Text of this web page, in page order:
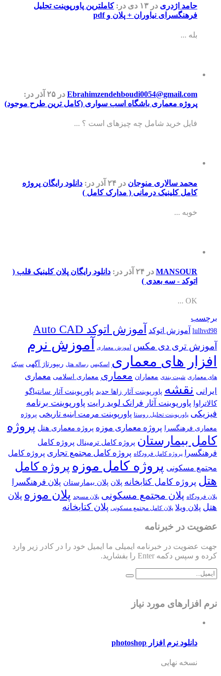
حامد اژدری در ۱۳ دی در:کاملترین پاورپوینت تحلیل
فرهنگسرای نیاوران + پلان و pdf
بله ...
Ebrahimzendehboudi0054@gmail.com در ۲۵ آذر
در:
پروژه معماری باشگاه اسب سواری (کامل ترین طرح موجود)
فایل خرید شامل چه چیزهای است ؟ ...
محمد سالاری منوجان در ۲۴ آذر در: دانلود رایگان پروژه
کامل کلینیک درمانی ( مدارک کامل )
خوبه ...
MANSOUR در ۲۴ آذر در: دانلود رایگان پلان کلینیک قلب (
اتوکد - سه بعدی )
OK ...
برچسب
lulhvd98 آموزش اتوکد آموزش اتوکد Auto CAD
آموزش تری دی مکس آموزش معماری
آموزش نرم
افزار های معماری اسکیس رساله هتل ریپورتاژ آگهی سبک
های معماری شیت بندی معماران معماری معماری اسلامی معماری
ایرانی نقشه پاورپوینت آثار زاها حدید پاورپوینت آثار سانتیاگو
کالاتراوا پاورپوینت آثار فرانک لوید رایت پاورپوینت برنامه
فیزیکی پاورپوینت تحلیل روستا پاورپوینت مرمت ابنیه تاریخی پروژه
معماری فرهنگسرا پروژه معماری موزه پروژه معماری هتل پروژه
کامل بیمارستان پروژه کامل ترمینال پروژه کامل
فرهنگسرا
پروژه کامل فرودگاه پروژه کامل مجتمع تجاری پروژه کامل
مجتمع مسکونی پروژه کامل موزه پروژه کامل
هتل پروژه کامل کتابخانه پلان پلان بیمارستان پلان فرهنگسرا
پلان فرودگاه پلان مجتمع مسکونی پلان مسجد پلان موزه پلان
هتل پلان ویلا پلان کامل مجتمع مسکونی پلان کتابخانه
عضویت در خبرنامه
جهت عضویت در خبرنامه ایمیلی ما ایمیل خود را در کادر زیر وارد
کرده و سپس دکمه Enter را بفشارید.
نرم افزارهای مورد نیاز
دانلود نرم افزار photoshop
نسخه نهایی